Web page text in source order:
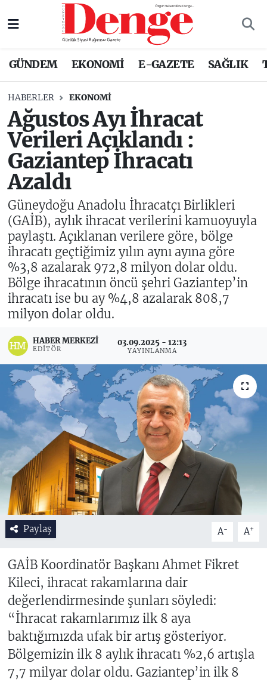
GÜNDEM EKONOMİ E-GAZETE SAĞLIK
HABERLER EKONOMİ
Ağustos Ayı İhracat
Verileri Açıklandı :
Gaziantep İhracatı
Azaldı
Güneydoğu Anadolu İhracatçı Birlikleri
(GAİB), aylık ihracat verilerini kamuoyuyla
paylaştı. Açıklanan verilere göre, bölge
ihracatı geçtiğimiz yılın aynı ayına göre
%3,8 azalarak 972,8 milyon dolar oldu.
Bölge ihracatının öncü şehri Gaziantep’in
ihracatı ise bu ay %4,8 azalarak 808,7
milyon dolar oldu.
HABER MERKEZI
EDITÖR
03.09.2025 - 12:13
YAYINLANMA
Paylaş A- A+
GAİB Koordinatör Başkanı Ahmet Fikret
Kileci, ihracat rakamlarına dair
değerlendirmesinde şunları söyledi:
“İhracat rakamlarımız ilk 8 aya
baktığımızda ufak bir artış gösteriyor.
Bölgemizin ilk 8 aylık ihracatı %2,6 artışla
7,7 milyar dolar oldu. Gaziantep’in ilk 8
Nöbetçi Eczaneler
Trafik Durumu
Süper Lig Puan Durumu ve Fikstür
Tüm Manşetler
Son Dakika Haberleri
Haber Arşivi